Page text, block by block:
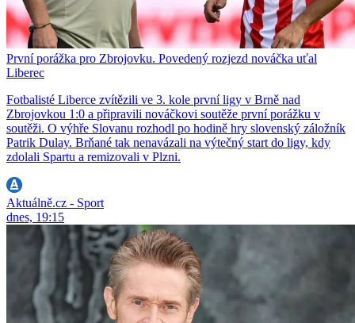
První porážka pro Zbrojovku. Povedený rozjezd nováčka uťal
Liberec
Fotbalisté Liberce zvítězili ve 3. kole první ligy v Brně nad
Zbrojovkou 1:0 a připravili nováčkovi soutěže první porážku v
soutěži. O výhře Slovanu rozhodl po hodině hry slovenský záložník
Patrik Dulay. Brňané tak nenavázali na výtečný start do ligy, kdy
zdolali Spartu a remizovali v Plzni.
Aktuálně.cz - Sport
dnes, 19:15